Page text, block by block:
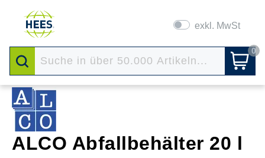
exkl. MwSt
0
ALCO Abfallbehälter 20 l